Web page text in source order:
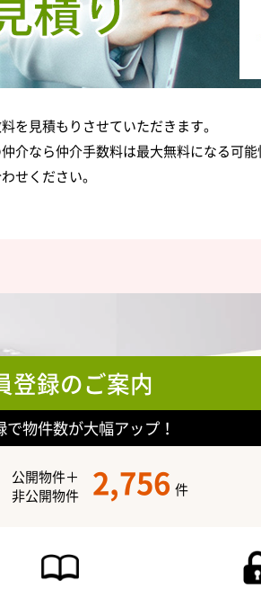
を見積もりさせていただきます。
介なら仲介手数料は最大無料になる可
せください。
登録のご案内
で物件数が大幅アップ！
公開物件＋
非公開物件
2,756 件